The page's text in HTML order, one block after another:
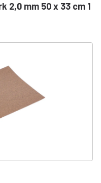
2,0 mm 50 x 33 cm 1